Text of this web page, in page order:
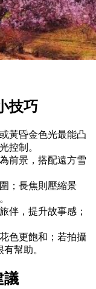
技巧
黃昏金色光最能凸
控制。
前景，搭配遠方雪
；長焦則壓縮景
伴，提升故事感；
色更飽和；若拍攝
幫助。
議